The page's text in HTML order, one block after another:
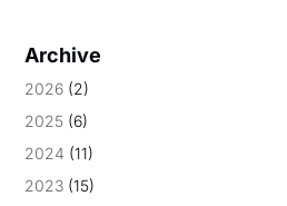
Archive
2026 (2)
2025 (6)
2024 (11)
2023 (15)